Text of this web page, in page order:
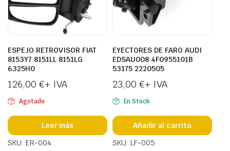
ESPEJO RETROVISOR FIAT
8153Y7 8151LL 8151LG
6325H0
126,00 €+ IVA
Agotado
Leer más
SKU: ER-004
EYECTORES DE FARO AUDI
EDSAU008 4F0955101B
53175 2220505
23,00 €+ IVA
En Stock
Añadir al carrito
SKU: LF-005